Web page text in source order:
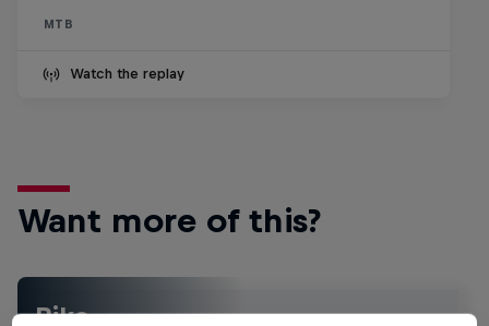
MTB
Watch the replay
Want more of this?
Bike